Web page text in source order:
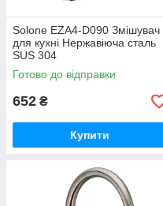
Solone EZA4-D090 Змішувач
для кухні Нержавіюча сталь
SUS 304
Готово до відправки
652 ₴
Купити